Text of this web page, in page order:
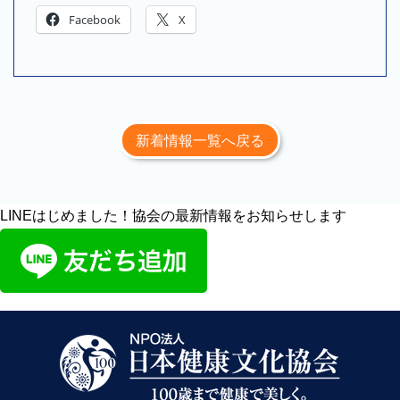
Facebook X
新着情報一覧へ戻る
LINEはじめました！協会の最新情報をお知らせします